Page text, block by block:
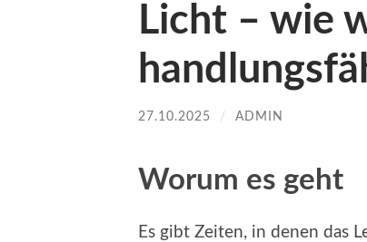
Licht – wie
27.10.2025 / ADMIN
Worum es geht
Es gibt Zeiten, in denen das